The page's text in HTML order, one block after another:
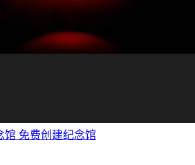
免费创建纪念馆